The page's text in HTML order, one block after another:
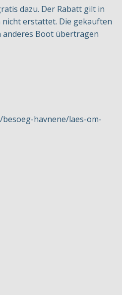
dazu. Der Rabatt gilt in
erstattet. Die gekauften
anderes Boot übertragen
havnene/laes-om-